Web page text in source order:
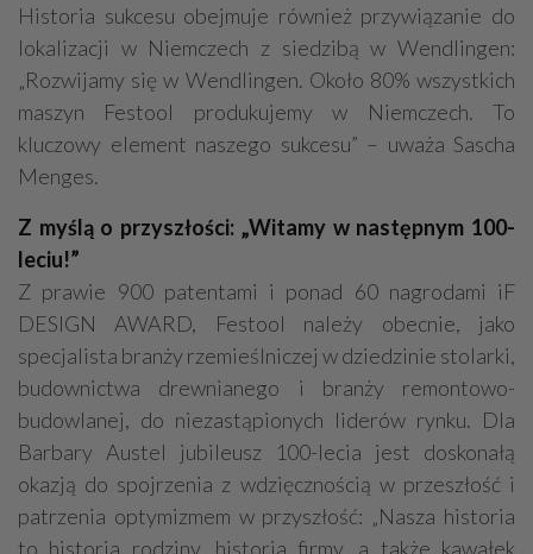
Historia sukcesu obejmuje również przywiązanie do
lokalizacji w Niemczech z siedzibą w Wendlingen:
„Rozwijamy się w Wendlingen. Około 80% wszystkich
maszyn Festool produkujemy w Niemczech. To
kluczowy element naszego sukcesu” – uważa Sascha
Menges.
Z myślą o przyszłości: „Witamy w następnym 100-
leciu!”
Z prawie 900 patentami i ponad 60 nagrodami iF
DESIGN AWARD, Festool należy obecnie, jako
specjalista branży rzemieślniczej w dziedzinie stolarki,
budownictwa drewnianego i branży remontowo-
budowlanej, do niezastąpionych liderów rynku. Dla
Barbary Austel jubileusz 100-lecia jest doskonałą
okazją do spojrzenia z wdzięcznością w przeszłość i
patrzenia optymizmem w przyszłość: „Nasza historia
to historia rodziny, historia firmy, a także kawałek